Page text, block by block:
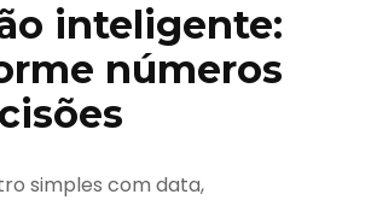
inteligente:
números
simples com data,